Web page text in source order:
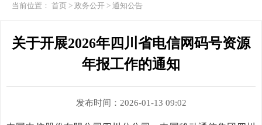
当前位置： 首页 > 政务公开 > 通知公告
关于开展2026年四川省电信网码号资源
年报工作的通知
发布时间：2026-01-13 09:02